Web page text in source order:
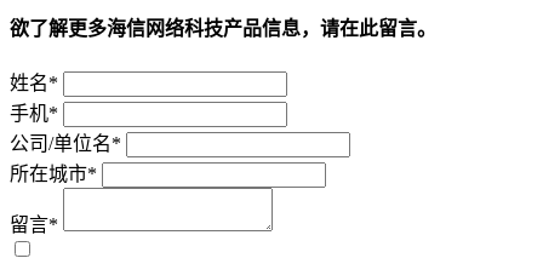
欲了解更多海信网络科技产品信息，请在此留言。
姓名*
手机*
公司/单位名*
所在城市*
留言*